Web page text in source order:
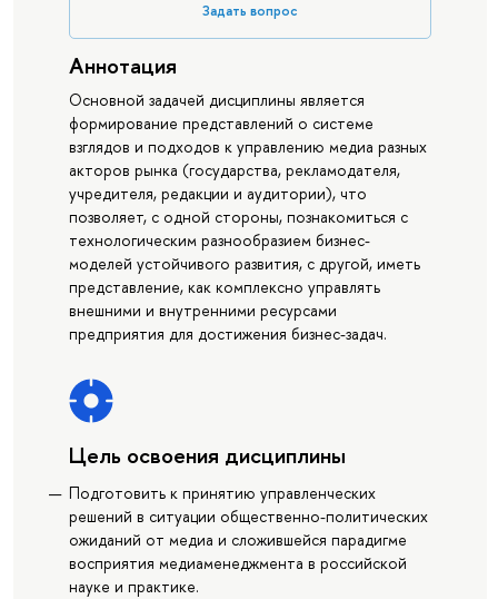
Задать вопрос
Аннотация
Основной задачей дисциплины является
формирование представлений о системе
взглядов и подходов к управлению медиа разных
акторов рынка (государства, рекламодателя,
учредителя, редакции и аудитории), что
позволяет, с одной стороны, познакомиться с
технологическим разнообразием бизнес-
моделей устойчивого развития, с другой, иметь
представление, как комплексно управлять
внешними и внутренними ресурсами
предприятия для достижения бизнес-задач.
Цель освоения дисциплины
Подготовить к принятию управленческих
решений в ситуации общественно-политических
ожиданий от медиа и сложившейся парадигме
восприятия медиаменеджмента в российской
науке и практике.